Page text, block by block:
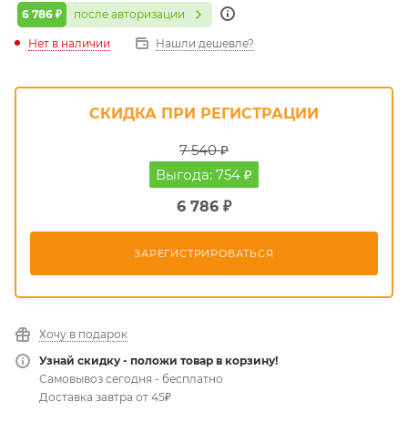
6 786 ₽ после авторизации
Нет в наличии Нашли дешевле?
СКИДКА ПРИ РЕГИСТРАЦИИ
7 540 ₽
Выгода: 754 ₽
6 786 ₽
ЗАРЕГИСТРИРОВАТЬСЯ
Хочу в подарок
Узнай скидку - положи товар в корзину!
Самовывоз сегодня - бесплатно
Доставка завтра от 45₽